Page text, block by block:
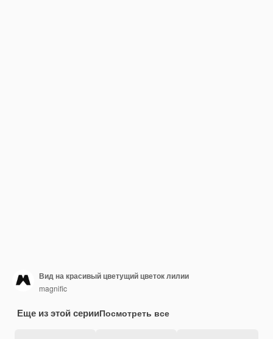
Вид на красивый цветущий цветок лилии
magnific
Еще из этой серииПосмотреть все